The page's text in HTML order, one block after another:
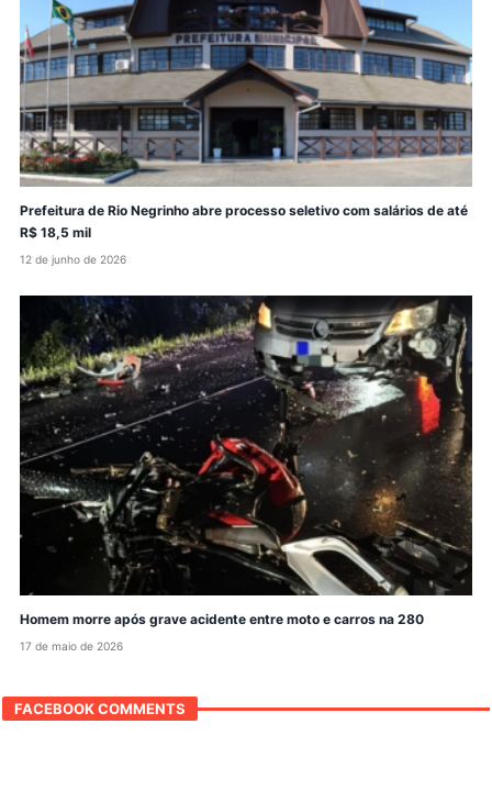
Prefeitura de Rio Negrinho abre processo seletivo com salários de até
R$ 18,5 mil
12 de junho de 2026
Homem morre após grave acidente entre moto e carros na 280
17 de maio de 2026
FACEBOOK COMMENTS